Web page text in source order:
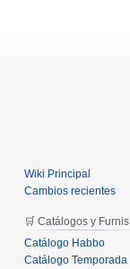
Wiki Principal
Cambios recientes
🛒 Catálogos y Furnis
Catálogo Habbo
Catálogo Temporada